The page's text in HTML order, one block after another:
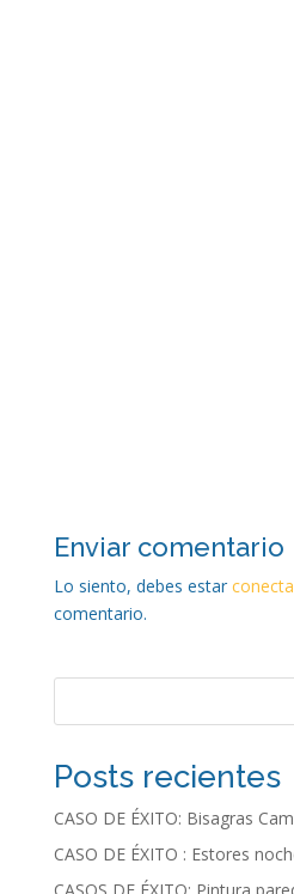
Enviar comentario
Lo siento, debes estar
comentario.
Posts recientes
CASO DE ÉXITO: Bisagras
CASO DE ÉXITO : Estores